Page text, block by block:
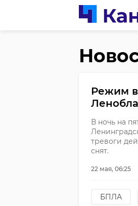
Режим
В ночь на
тревоги
снят.
22 мая, 06:25
БПЛА